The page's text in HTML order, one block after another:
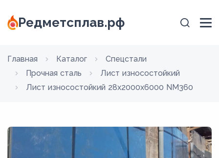
Редметсплав.рф
Главная Каталог
Спецстали
Прочная сталь
Лист износостойкий
Лист износостойкий 28x2000x6000 NM360